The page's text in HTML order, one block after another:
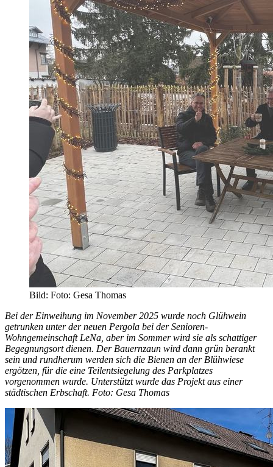
Bild: Foto: Gesa Thomas
Bei der Einweihung im November 2025 wurde noch Glühwein
getrunken unter der neuen Pergola bei der Senioren-
Wohngemeinschaft LeNa, aber im Sommer wird sie als schattiger
Begegnungsort dienen. Der Bauernzaun wird dann grün berankt
sein und rundherum werden sich die Bienen an der Blühwiese
ergötzen, für die eine Teilentsiegelung des Parkplatzes
vorgenommen wurde. Unterstützt wurde das Projekt aus einer
städtischen Erbschaft. Foto: Gesa Thomas